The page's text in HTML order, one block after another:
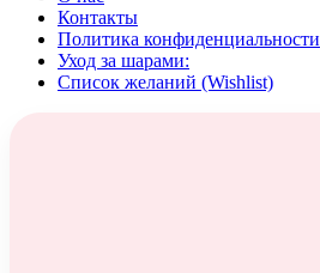
Контакты
Политика конфиденциальности
Уход за шарами:
Список желаний (Wishlist)